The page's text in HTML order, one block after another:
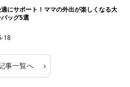
にサポート！ママの外出が楽しくなる大
ッグ5選
18
事一覧へ ›